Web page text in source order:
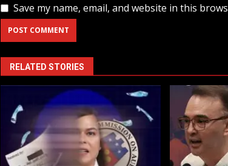
Save my name, email, and website in this
RELATED STORIES